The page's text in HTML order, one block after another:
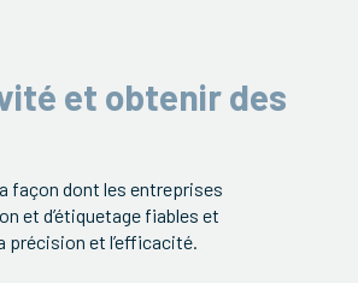
et obtenir des
façon dont les entreprises
et d’étiquetage fiables et
précision et l’efficacité.